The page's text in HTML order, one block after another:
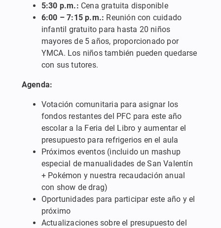
5:30 p.m.: Cena gratuita disponible
6:00 – 7:15 p.m.: Reunión con cuidado
infantil gratuito para hasta 20 niños
mayores de 5 años, proporcionado por
YMCA. Los niños también pueden quedarse
con sus tutores.
Agenda:
Votación comunitaria para asignar los
fondos restantes del PFC para este año
escolar a la Feria del Libro y aumentar el
presupuesto para refrigerios en el aula
Próximos eventos (incluido un mashup
especial de manualidades de San Valentín
+ Pokémon y nuestra recaudación anual
con show de drag)
Oportunidades para participar este año y el
próximo
Actualizaciones sobre el presupuesto del